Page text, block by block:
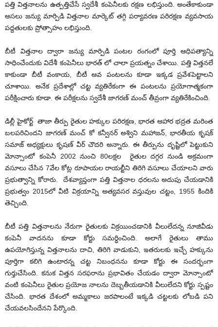
పత్తి విత్తనాలను ఉత్పత్తిచేసే స్వదేశీ కంపెనీలకు రక్షణ లభిస్తుంది. అంతేకాకుండా
అసలు జన్యు మార్పిడి విత్తనాల మార్కెట్‌ తగ్గి పర్యావరణ పరిరక్షణ వ్యవసాయ
పద్దతులకు ప్రోత్సాహం లభిస్తుంది.
బీటీ విత్తనాల ద్వారా జన్యు మార్పిడి పంటల రంగంలో పూర్తి ఆధిపత్యాన్ని
సాధించేందుకు విదేశీ కంపెనీలు భారత్‌ లో చాలా ప్రయత్నం చేశాయి. పత్తి విత్తనలే
కాకుండా బీటీ వంకాయ, బీటీ ఆవ పంటలను కూడా ఇక్కడ ప్రవేశపెట్టాలని
చూశాయి. అనేక ప్రదేశాల్లో చట్ట వ్యతిరేకంగా ఈ పంటలను ప్రయోగాత్మకంగా
పరీక్షించారు కూడా. ఈ పరీక్షలను స్వదేశీ జాగరణ్‌ మంచ్‌ తీవ్రంగా వ్యతిరేకించింది.
డిల్లీ హైకోర్ట్‌ తాజా తీర్పు రైతుల హక్కుల పరిరక్షణ, భారత ఆహార భద్రత మరింత
బలపరిచిందని జాగరణ్‌ మంచ్‌ కో కన్వీనర్‌ అశ్విని మహాజన్‌, భారతీయ కృషక్‌
సమాజ్‌ అధ్యక్షులు కృషణ్‌ వీర్‌ చౌదరి అన్నారు. ఈ తీర్పును దృష్టిలో పెట్టుకుని
మోన్సాంటో కంపెనీ 2002 నుంచి 80లక్షల రైతుల దగ్గర నుండి అక్రమంగా
వసూలు చేసిన 7వేల కోట్ల రూపాయల రాయల్టీని తిరిగి వసూలు చేయాలని వారు
ప్రభుత్వాన్ని కోరారు. దేశవ్యాప్తంగా పత్తి విత్తనాల ధరలను అదుపు చేయడానికి
ప్రభుత్వం 2015లో వీటి విక్రయాన్ని అత్యవసర వస్తువుల చట్టం, 1955 కిందికి
తెచ్చింది.
బీటీ పత్తి విత్తనాలను నేరుగా రైతులకు విక్రయించడానికి వీలులేదన్న నూజివీడు
కంపెనీ వాదనను కూడా కోర్టు సమర్ధించింది. అలాగే రైతులు తాము
ఉపయోగిస్తున్న విత్తనాలను దాచి, తిరిగి వాడుకుని, ఇతరులకు ఇచ్చే హక్కును
పూర్తిగా కలిగి ఉంటారన్న చట్ట నిబంధనను కూడా కోర్టు ఈ సందర్భంగా
గుర్తుచేసింది. కనుక విత్తన సరఫరాను ప్రభావితం చేయడం ద్వారా మోన్సాంటో
వంటి కంపెనీలు రైతుల ప్రయోజ నాలను దెబ్బతీయడానికి వీలులేదని కోర్టు స్పష్టం
చేసింది. భారత దేశంలో అమ్మకాలు జరపాలంటే ఇక్కడి చట్టలకు లోబడి పని
చేయవలసిందేనని పేర్కొంది.